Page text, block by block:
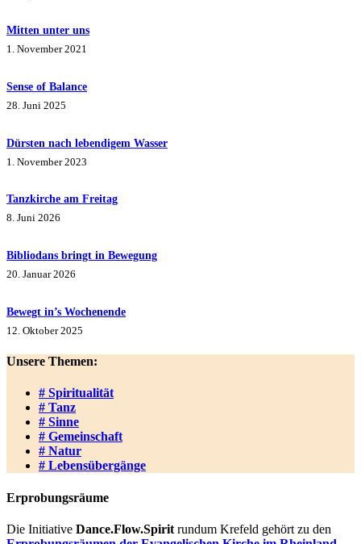
Mitten unter uns
1. November 2021
Sense of Balance
28. Juni 2025
Dürsten nach lebendigem Wasser
1. November 2023
Tanzkirche am Freitag
8. Juni 2026
Bibliodans bringt in Bewegung
20. Januar 2026
Bewegt in’s Wochenende
12. Oktober 2025
Unsere Themen:
# Spiritualität
# Tanz
# Sinne
# Gemeinschaft
# Natur
# Lebensübergänge
Erprobungsräume
Die Initiative Dance.Flow.Spirit rundum Krefeld gehört zu den